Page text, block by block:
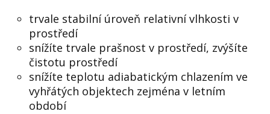
trvale stabilní úroveň relativní vlhkosti v
prostředí
snížíte trvale prašnost v prostředí, zvýšíte
čistotu prostředí
snížíte teplotu adiabatickým chlazením ve
vyhřátých objektech zejména v letním
období